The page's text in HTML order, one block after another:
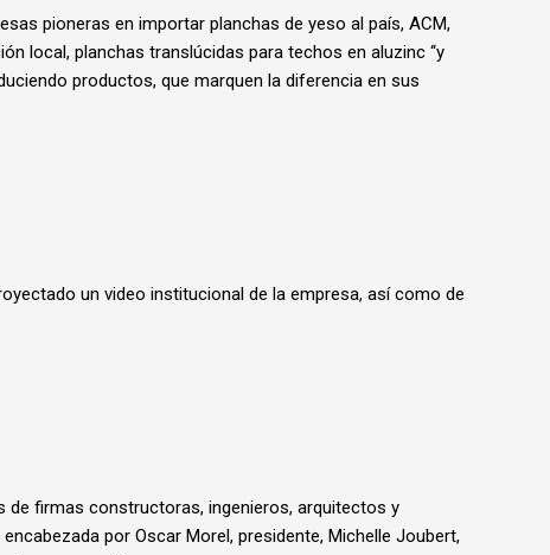
pioneras en importar planchas de yeso al país, ACM,
local, planchas translúcidas para techos en aluzinc “y
productos, que marquen la diferencia en sus
un video institucional de la empresa, así como de
de firmas constructoras, ingenieros, arquitectos y
por Oscar Morel, presidente, Michelle Joubert,